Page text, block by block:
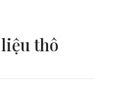
thô